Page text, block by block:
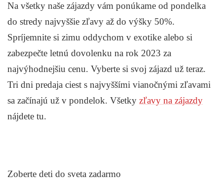
Na všetky naše zájazdy vám ponúkame od pondelka
do stredy najvyššie zľavy až do výšky 50%.
Spríjemnite si zimu oddychom v exotike alebo si
zabezpečte letnú dovolenku na rok 2023 za
najvýhodnejšiu cenu. Vyberte si svoj zájazd už teraz.
Tri dni predaja ciest s najvyššími vianočnými zľavami
sa začínajú už v pondelok. Všetky zľavy na zájazdy
nájdete tu.
Zoberte deti do sveta zadarmo